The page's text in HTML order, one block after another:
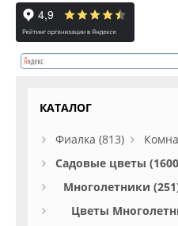
КАТАЛОГ
Фиалка (813)
Садовые цветы
Многолетники
Цветы